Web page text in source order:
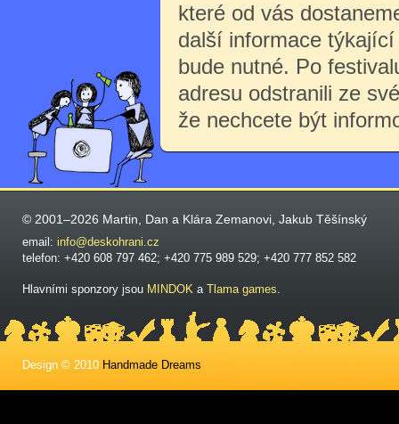
které od vás
další informace
bude nutné. Po
adresu odstranili ze
že nechcete být
© 2001–2026 Martin, Dan a Klára Zemanovi, Jakub Těšínský
email: info@deskohrani.cz
telefon: +420 608 797 462; +420 775 989 529; +420 777 852 582
Hlavními sponzory jsou MINDOK a Tlama games.
Design © 2010 Handmade Dreams